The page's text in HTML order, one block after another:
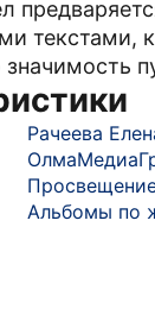
текстами,
Рачеева
Альбомы по